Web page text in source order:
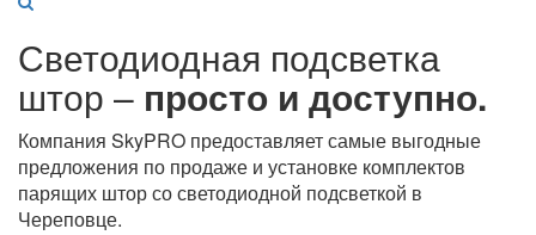
Светодиодная подсветка
штор –просто и доступно.
Компания SkyPRO предоставляет самые выгодные
предложения по продаже и установке комплектов
парящих штор со светодиодной подсветкой в
Череповце.